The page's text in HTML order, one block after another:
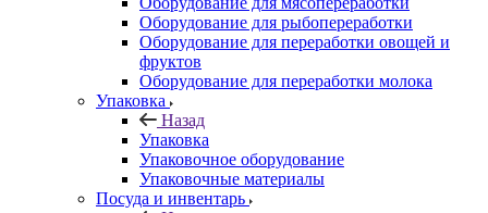
Оборудование для рыбопереработки
Оборудование для переработки овощей и
фруктов
Оборудование для переработки молока
Упаковка
Назад
Упаковка
Упаковочное оборудование
Упаковочные материалы
Посуда и инвентарь